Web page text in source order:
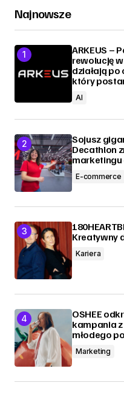
Najnowsze
ARKEUS –
rewolucję
działają po
który
AI
Sojusz
Decathlon
E-commerce
Kreatywny
Kariera
OSHEE
kampania z
młodego
Marketing